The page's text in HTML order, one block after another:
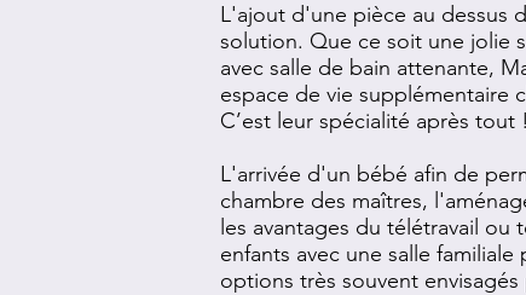
L'ajout d'une pièce au dessus
solution. Que ce soit une jolie
avec salle de bain attenante,
espace de vie supplémentaire
C’est leur spécialité après tout !
L'arrivée d'un bébé afin de
chambre des maîtres,
les avantages du télétravail
enfants avec une salle
options très souvent